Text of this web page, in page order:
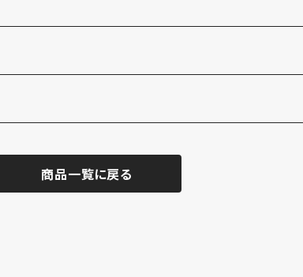
商品一覧に戻る